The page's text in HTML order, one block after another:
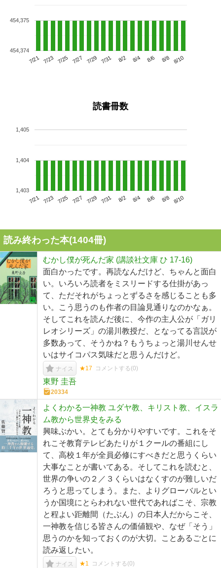
7/21 7/23 7/25 7/27 7/29 7/31 8/2 8/4 8/6 8/8 8/10
454,374
454,375
読書冊数
7/21 7/23 7/25 7/27 7/29 7/31 8/2 8/4 8/6 8/8 8/10
1,403
1,404
1,405
読み終わった本(1404冊)
むかし僕が死んだ家 (講談社文庫 ひ 17-16)
面白かったです。再読なんだけど、ちゃんと面白
い。いろいろ読者をミスリードする仕掛があっ
て、ただそれがちょっとずるさを感じることも多
い。こう思うのも作者の目論見通りなのかなぁ。
そしてこれを読んだ後に、今作の主人公が「ガリ
レオシリーズ」の湯川教授だ、となってる言説が
多数あって、そうかね？もうちょっと湯川せんせ
いはサイコパス気味だと思うんだけど。
ナイス ★17 コメントする(0)
東野 圭吾
20334
よくわかる一神教 ユダヤ教、キリスト教、イスラ
ム教から世界史をみる
興味ぶかい。とても分かりやすいです。これをそ
れこそ教育テレビあたりが１クールの番組にし
て、高校１年が全員必修にすべきだと思うくらい
大事なことが書いてある。そしてこれを読むと、
世界の争いの２／３くらいはなくすのが難しいだ
ろうと思ってしまう。また、よりグローバルとい
うか国境にとらわれない世代であればこそ、宗教
と程よい距離間（たぶん）の日本人だからこそ、
一神教を信じる皆さんの価値観や、なぜ「そう」
思うのかを知っておくのが大切。ことあるごとに
読み返したい。
ナイス ★1 コメントする(0)